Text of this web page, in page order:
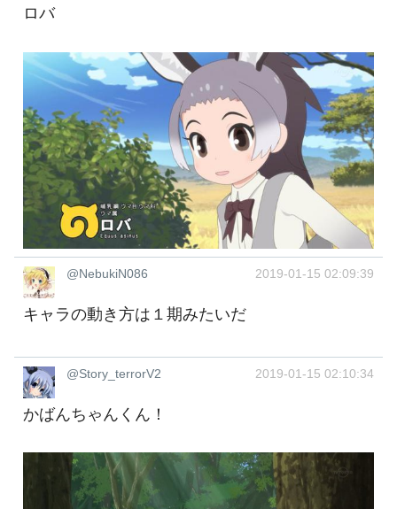
ロバ
@NebukiN086 2019-01-15 02:09:39
キャラの動き方は１期みたいだ
@Story_terrorV2 2019-01-15 02:10:34
かばんちゃんくん！